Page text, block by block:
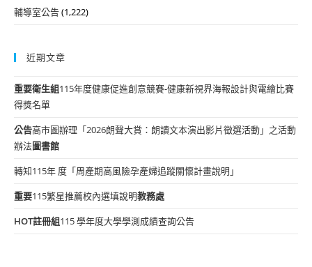
輔導室公告(1,222)
近期文章
重要衛生組115年度健康促進創意競賽-健康新視界海報設計與電繪比賽
得獎名單
公告高市圖辦理「2026朗聲大賞：朗讀文本演出影片徵選活動」之活動
辦法圖書館
轉知115年 度「周產期高風險孕產婦追蹤關懷計畫說明」
重要115繁星推薦校內選填說明教務處
HOT註冊組115 學年度大學學測成績查詢公告